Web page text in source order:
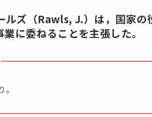
ルズ（Rawls, J.）は，国家の
業に委ねることを主張した。
。